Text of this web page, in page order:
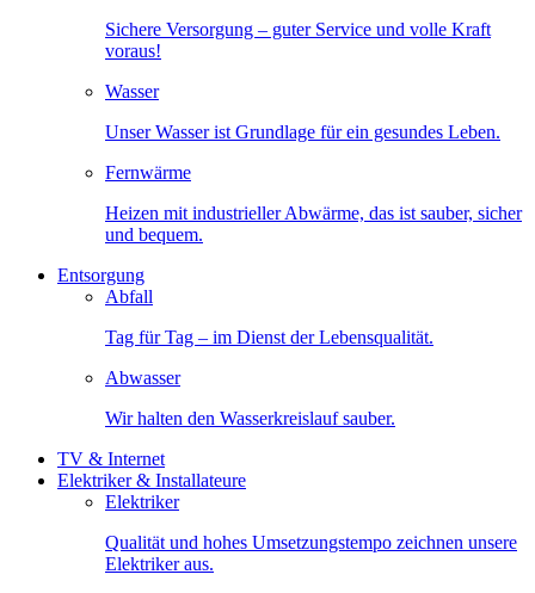
Sichere Versorgung – guter Service und volle Kraft
voraus!
Wasser
Unser Wasser ist Grundlage für ein gesundes Leben.
Fernwärme
Heizen mit industrieller Abwärme, das ist sauber, sicher
und bequem.
Entsorgung
Abfall
Tag für Tag – im Dienst der Lebensqualität.
Abwasser
Wir halten den Wasserkreislauf sauber.
TV & Internet
Elektriker & Installateure
Elektriker
Qualität und hohes Umsetzungstempo zeichnen unsere
Elektriker aus.